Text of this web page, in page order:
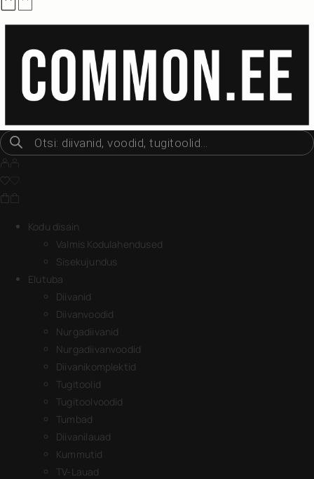
Kodu disain
Valmis Kodulahendused
Sisekujundus
Elutuba
Diivanid
Diivanvoodid
Nurgadiivanid
Nurgadiivanvoodid
Diivanikomplektid
Tugitoolid
Tugitoolvoodid
Tumbad
Diivanilauad
Kummutid
TV-Lauad